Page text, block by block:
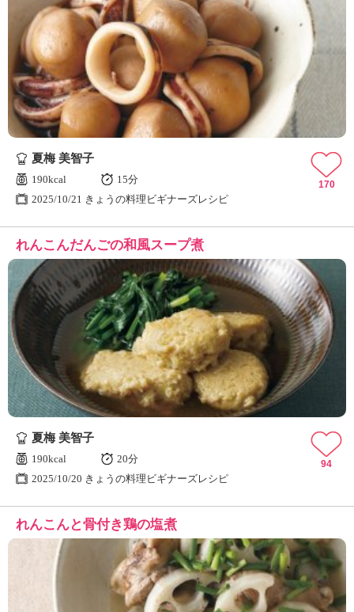
夏梅 美智子
190kcal
15分
2025/10/21 きょうの料理ビギナーズレシピ
170
れんこんだんごの和風スープ煮
夏梅 美智子
190kcal
20分
2025/10/20 きょうの料理ビギナーズレシピ
94
れんこんと骨付き鶏の塩煮